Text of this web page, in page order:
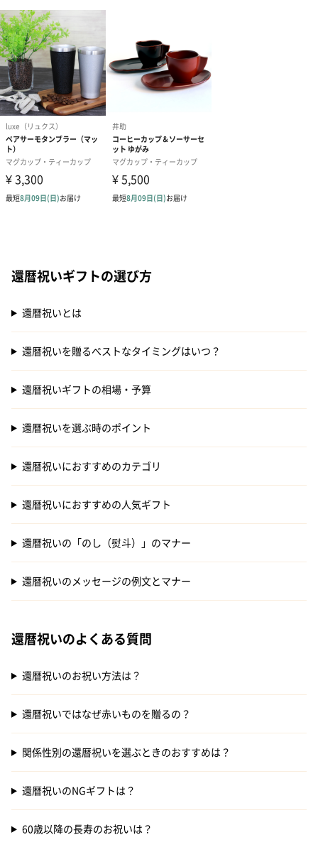
還暦祝いギフトの選び方
還暦祝いとは
還暦祝いを贈るべストなタイミングはいつ？
還暦祝いギフトの相場・予算
還暦祝いを選ぶ時のポイント
還暦祝いにおすすめのカテゴリ
還暦祝いにおすすめの人気ギフト
還暦祝いの「のし（熨斗）」のマナー
還暦祝いのメッセージの例文とマナー
還暦祝いのよくある質問
還暦祝いのお祝い方法は？
還暦祝いではなぜ赤いものを贈るの？
関係性別の還暦祝いを選ぶときのおすすめは？
還暦祝いのNGギフトは？
60歳以降の長寿のお祝いは？